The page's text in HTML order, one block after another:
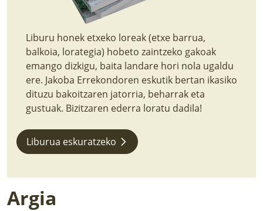
Liburu honek etxeko loreak (etxe barrua,
balkoia, lorategia) hobeto zaintzeko gakoak
emango dizkigu, baita landare hori nola ugaldu
ere. Jakoba Errekondoren eskutik bertan ikasiko
dituzu bakoitzaren jatorria, beharrak eta
gustuak. Bizitzaren ederra loratu dadila!
Liburua eskuratzeko
Argia